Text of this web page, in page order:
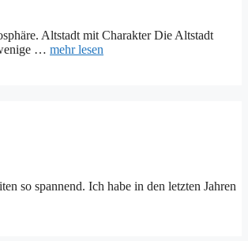
Altstadt mit Charakter Die Altstadt
… mehr lesen
so spannend. Ich habe in den letzten Jahren